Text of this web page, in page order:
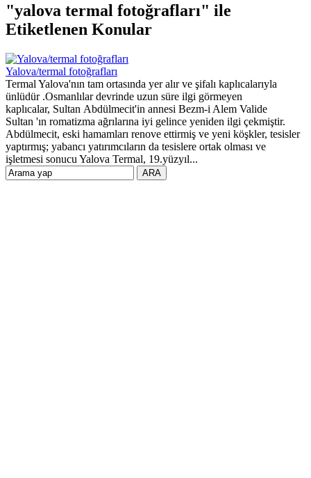
"yalova termal fotoğrafları" ile
Etiketlenen Konular
Yalova/termal fotoğrafları
Termal Yalova'nın tam ortasında yer alır ve şifalı kaplıcalarıyla
ünlüdür .Osmanlılar devrinde uzun süre ilgi görmeyen
kaplıcalar, Sultan Abdülmecit'in annesi Bezm-i Alem Valide
Sultan 'ın romatizma ağrılarına iyi gelince yeniden ilgi çekmiştir.
Abdülmecit, eski hamamları renove ettirmiş ve yeni köşkler, tesisler
yaptırmış; yabancı yatırımcıların da tesislere ortak olması ve
işletmesi sonucu Yalova Termal, 19.yüzyıl...